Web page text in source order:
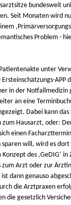
bundesweit
Seit Monaten wird
Problem -
unter
APP
in der Notfallmedizin
an eine
Dabei kann
Hausarzt, oder:
einen
will, wird es
des ‚GeDIG‘ in
Arzt oder zur
dann genauso
die Arztpraxen
die gesetzlich